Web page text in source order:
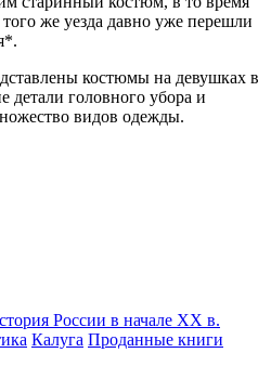
же уезда давно уже перешли
костюмы на девушках в
детали головного убора и
видов одежды.
России в начале XX в.
Калуга Проданные книги